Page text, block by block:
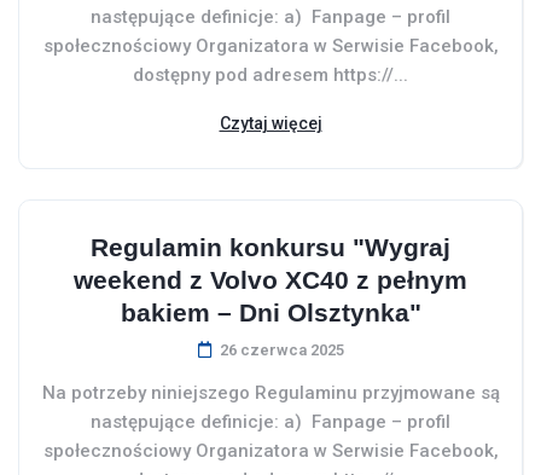
następujące definicje: a) Fanpage – profil
społecznościowy Organizatora w Serwisie Facebook,
dostępny pod adresem https://...
Czytaj więcej
Regulamin konkursu "Wygraj
weekend z Volvo XC40 z pełnym
bakiem – Dni Olsztynka"
26 czerwca 2025
Na potrzeby niniejszego Regulaminu przyjmowane są
następujące definicje: a) Fanpage – profil
społecznościowy Organizatora w Serwisie Facebook,